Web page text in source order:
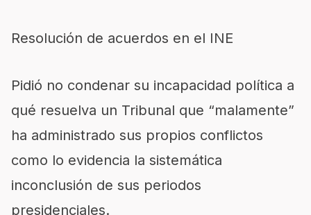
Resolución de acuerdos en el INE
Pidió no condenar su incapacidad política a
qué resuelva un Tribunal que “malamente”
ha administrado sus propios conflictos
como lo evidencia la sistemática
inconclusión de sus periodos
presidenciales.